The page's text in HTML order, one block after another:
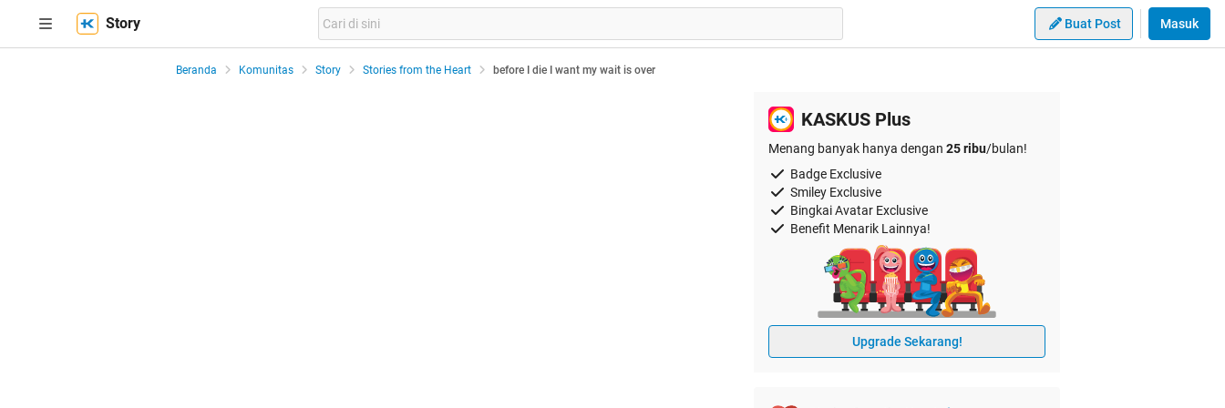
Story Buat Post Masuk
Beranda Komunitas Story Stories from the Heart before I die I want my wait is over
KASKUS Plus
Menang banyak hanya dengan 25 ribu/bulan!
Badge Exclusive
Smiley Exclusive
Bingkai Avatar Exclusive
Benefit Menarik Lainnya!
Upgrade Sekarang!